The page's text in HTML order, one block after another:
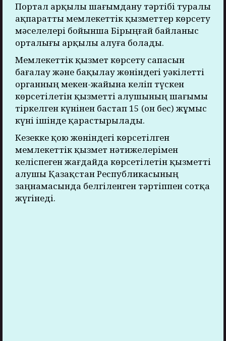
Портал арқылы шағымдану тәртібі туралы
ақпаратты мемлекеттік қызметтер көрсету
мәселелері бойынша Бірыңғай байланыс
орталығы арқылы алуға болады.
Мемлекеттік қызмет көрсету сапасын
бағалау және бақылау жөніндегі уәкілетті
органның мекен-жайына келіп түскен
көрсетілетін қызметті алушының шағымы
тіркелген күнінен бастап 15 (он бес) жұмыс
күні ішінде қарастырылады.
Кезекке қою жөніндегі көрсетілген
мемлекеттік қызмет нәтижелерімен
келіспеген жағдайда көрсетілетін қызметті
алушы Қазақстан Республикасының
заңнамасында белгіленген тәртіппен сотқа
жүгінеді.